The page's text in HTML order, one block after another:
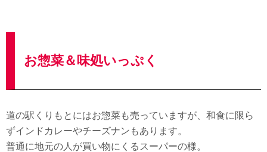
お惣菜＆味処いっぷく
道の駅くりもとにはお惣菜も売っていますが、和食に限ら
ずインドカレーやチーズナンもあります。
普通に地元の人が買い物にくるスーパーの様。